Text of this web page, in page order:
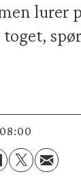
lurer
08:00